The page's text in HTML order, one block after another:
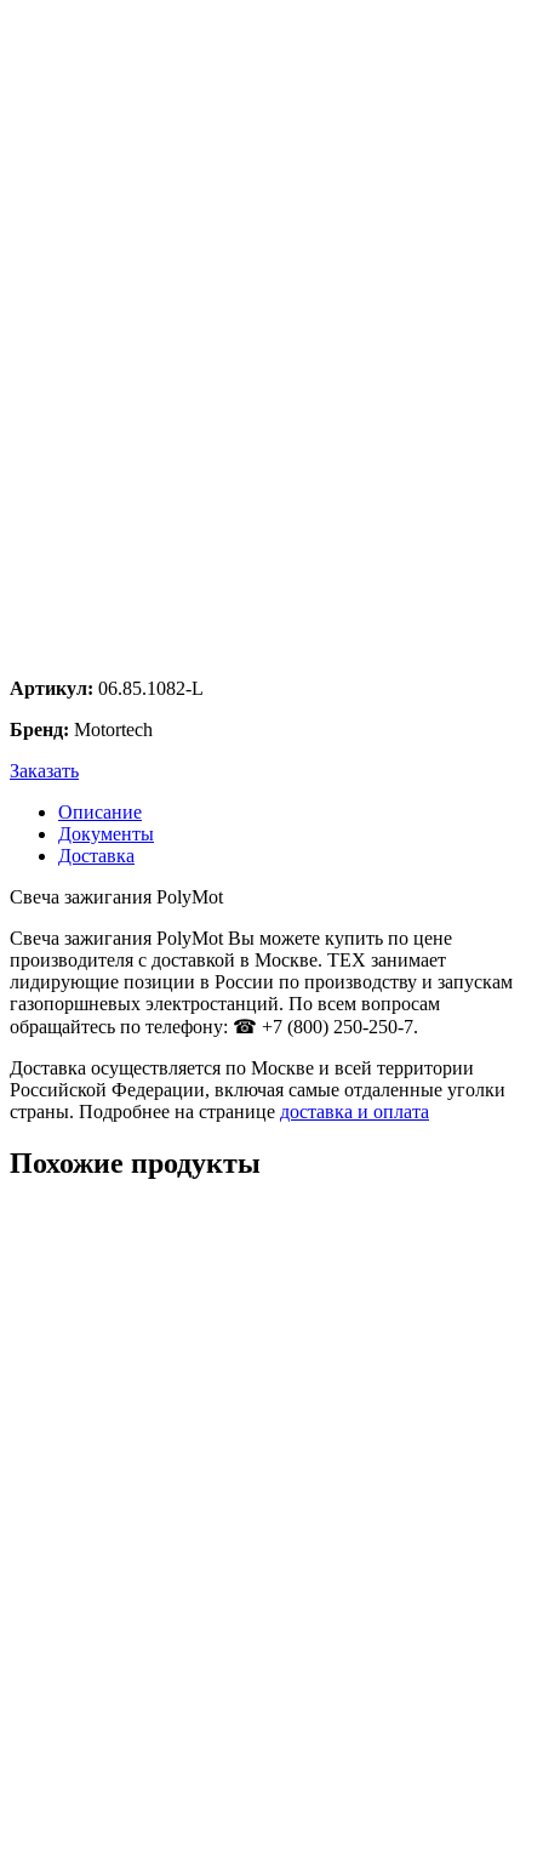
Артикул: 06.85.1082-L
Бренд: Motortech
Заказать
Описание
Документы
Доставка
Свеча зажигания PolyMot
Свеча зажигания PolyMot Вы можете купить по цене
производителя с доставкой в Москве. ТЕХ занимает
лидирующие позиции в России по производству и запускам
газопоршневых электростанций. По всем вопросам
обращайтесь по телефону: ☎ +7 (800) 250-250-7.
Доставка осуществляется по Москве и всей территории
Российской Федерации, включая самые отдаленные уголки
страны. Подробнее на странице доставка и оплата
Похожие продукты